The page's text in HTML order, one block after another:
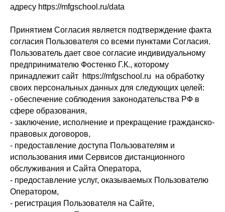
адресу https://mfgschool.ru/data
Принятием Согласия является подтверждение факта
согласия Пользователя со всеми пунктами Согласия.
Пользователь дает свое согласие индивидуальному
предпринимателю Фостенко Г.К., которому
принадлежит сайт https://mfgschool.ru на обработку
своих персональных данных для следующих целей:
- обеспечение соблюдения законодательства РФ в
сфере образования,
- заключение, исполнение и прекращение гражданско-
правовых договоров,
- предоставление доступа Пользователям и
использования ими Сервисов дистанционного
обслуживания и Сайта Оператора,
- предоставление услуг, оказываемых Пользователю
Оператором,
- регистрация Пользователя на Сайте,